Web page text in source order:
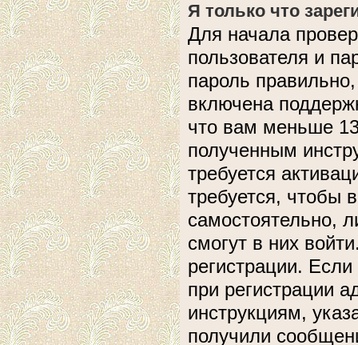
Я только что
Для начала
пользователя и
пароль
включена
что вам меньше
полученным
требуется
требуется, чтобы
самостоятельно,
смогут в них
регистрации.
при регистрации
инструкциям,
получили